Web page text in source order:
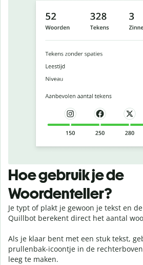
Hoe gebruik je de
Woordenteller?
Je typt of plakt je gewoon je tekst en
Quillbot berekent direct het aantal
Als je klaar bent met een stuk tekst,
prullenbak-icoontje in de
leeg te maken.